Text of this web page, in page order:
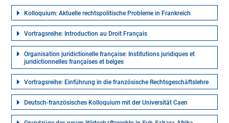
Kolloquium: Aktuelle rechtspolitische Probleme in Frankreich
Vortragsreihe: Introduction au Droit Français
Organisation juridictionelle française: Institutions juridiques et
juridictionnelles françaises et belges
Vortragsreihe: Einführung in die französische Rechtsgeschäftslehre
Deutsch-französisches Kolloquium mit der Universität Caen